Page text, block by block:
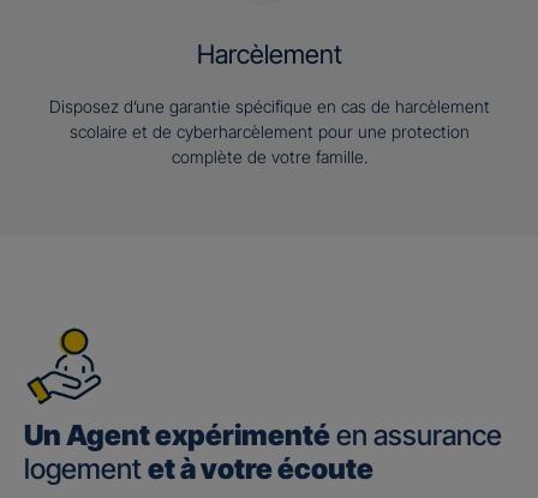
Harcèlement
Disposez d’une garantie spécifique en cas de harcèlement
scolaire et de cyberharcèlement pour une protection
complète de votre famille.
Un Agent expérimentéen assurance
logement et à votre écoute